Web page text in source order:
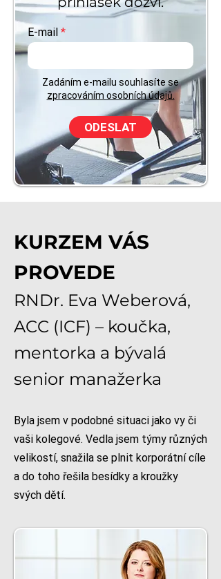
E-mail
Zadáním e-mailu souhlasíte se
zpracováním osobních údajů.
ODESLAT
KURZEM VÁS
PROVEDE
RNDr. Eva Weberová,
ACC (ICF) – koučka,
mentorka a bývalá
senior manažerka
Byla jsem v podobné situaci jako vy či
vaši kolegové. Vedla jsem týmy různých
velikostí, snažila se plnit korporátní cíle
a do toho řešila besídky a kroužky
svých dětí.